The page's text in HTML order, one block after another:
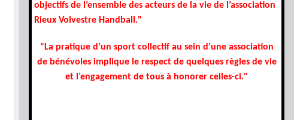
objectifsde l’ensemble des acteurs de la vie de l’association
Rieux Volvestre Handball."
"La pratique d’un sport collectif au sein d’une association
de bénévoles implique le respect de quelques règles de vie
et l’engagement de tous à honorer celles-ci."